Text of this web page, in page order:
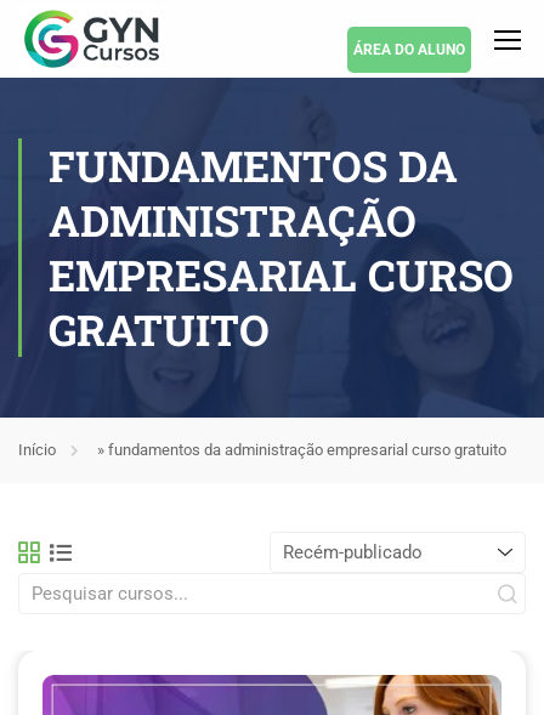
ÁREA DO ALUNO
FUNDAMENTOS DA
ADMINISTRAÇÃO
EMPRESARIAL CURSO
GRATUITO
Início » fundamentos da administração empresarial curso gratuito